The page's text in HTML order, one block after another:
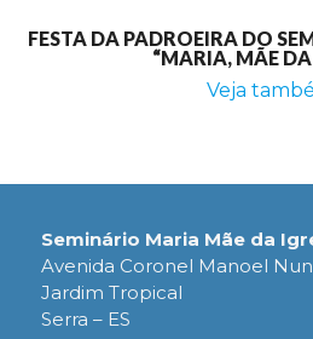
FESTA DA PADROEIRA DO
“MARIA, MÃE DA
Veja
Seminário Maria Mãe da
Avenida Coronel Manoel
Jardim Tropical
Serra – ES